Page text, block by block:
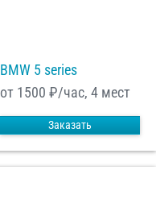
BMW 5 series
от 1500 ₽/час, 4 мест
Заказать